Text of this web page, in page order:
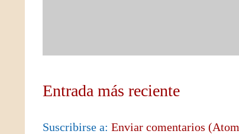
Entrada más reciente
Suscribirse a: Enviar comentarios